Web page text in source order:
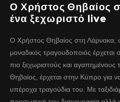
Ο Χρήστος Θηβαίος
ένα ξεχωριστό live
Ο Χρήστος Θηβαίος στη Λάρνακα,
μοναδικός τραγουδοποιός
πιο ξεχωριστούς και
Θηβαίος, έρχεται στην Κύπρο για
υπέροχα τραγούδια του. Με